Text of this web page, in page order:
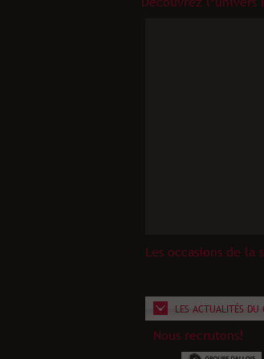
Les occasions de la
LES ACTUALITÉS DU
Nous recrutons!